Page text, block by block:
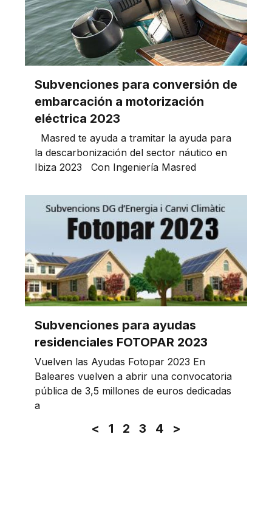
Subvenciones para conversión de
embarcación a motorización
eléctrica 2023
Masred te ayuda a tramitar la ayuda para
la descarbonización del sector náutico en
Ibiza 2023 Con Ingeniería Masred
Subvenciones para ayudas
residenciales FOTOPAR 2023
Vuelven las Ayudas Fotopar 2023 En
Baleares vuelven a abrir una convocatoria
pública de 3,5 millones de euros dedicadas
a
< 1 2 3 4 >